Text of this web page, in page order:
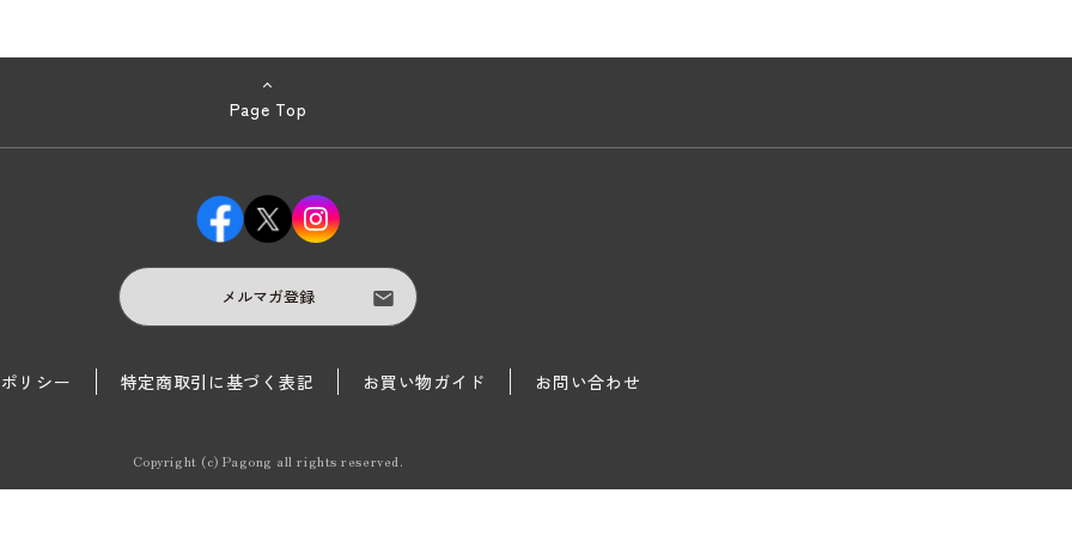
Page Top
メルマガ登録
リシー 特定商取引に基づく表記 お買い物ガイド お問い合わせ
Copyright (c) Pagong all rights reserved.